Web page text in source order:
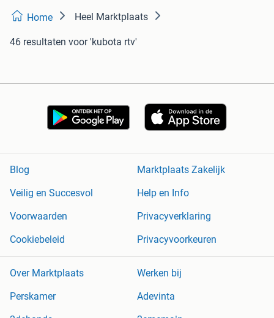
Home Heel Marktplaats
46 resultaten voor 'kubota rtv'
Blog
Marktplaats Zakelijk
Veilig en Succesvol
Help en Info
Voorwaarden
Privacyverklaring
Cookiebeleid
Privacyvoorkeuren
Over Marktplaats
Werken bij
Perskamer
Adevinta